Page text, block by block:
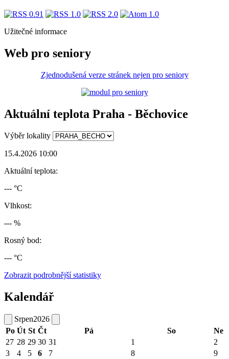
Užitečné informace
Web pro seniory
Zjednodušená verze stránek nejen pro seniory
Aktuální teplota Praha - Běchovice
Výběr lokality
15.4.2026 10:00
Aktuální teplota:
--- °C
Vlhkost:
--- %
Rosný bod:
--- °C
Zobrazit podrobnější statistiky
Kalendář
Srpen2026
Po Út St Čt Pá So
Ne
27 28 29 30 31 1
2
3
4 5 6 7 8 9